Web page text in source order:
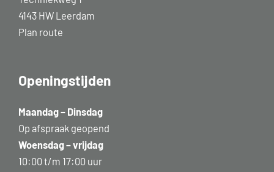
4143 HW Leerdam
Plan route
Openingstijden
Maandag – Dinsdag
Op afspraak geopend
Woensdag – vrijdag
10:00 t/m 17:00 uur